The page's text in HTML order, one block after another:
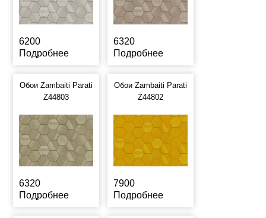
6200
Подробнее
6320
Подробнее
Обои Zambaiti Parati
Z44803
6320
Подробнее
Обои Zambaiti Parati
Z44802
7900
Подробнее